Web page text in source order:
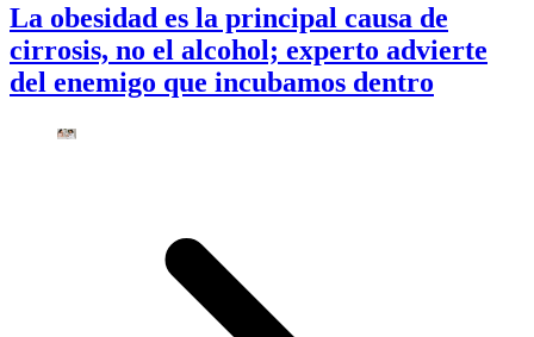
La obesidad es la principal causa de
cirrosis, no el alcohol; experto advierte
del enemigo que incubamos dentro